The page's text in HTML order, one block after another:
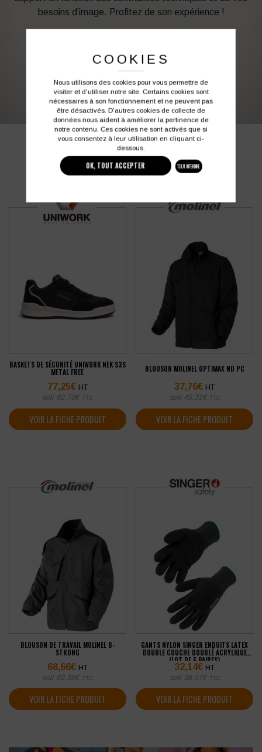
besoins d’image. Profitez de son expérience !
03 27 28 87 86 contact@colbleu.fr
PRODUITS SIMILAIRES
BASKETS DE SÉCURITÉ UNIWORK NEK S3S
METAL FREE
77,25€ HT
soit 92,70€ TTC
VOIR LA FICHE PRODUIT
BLOUSON MOLINEL OPTIMAX ND PC
37,76€ HT
soit 45,31 € TTC
VOIR LA FICHE PRODUIT
BLOUSON DE TRAVAIL MOLINEL B-
STRONG
68,66€ HT
soit 82,39€ TTC
VOIR LA FICHE PRODUIT
GANTS NYLON SINGER ENDUITS LATEX
DOUBLE COUCHE DOUBLÉ ACRYLIQUE
(LOT DE 5 PAIRES)
32,14€ HT
soit 38,57€ TTC
VOIR LA FICHE PRODUIT
COOKIES
Nous utilisons des cookies pour vous permettre de
visiter et d'utiliser notre site. Certains cookies sont
nécessaires à son fonctionnement et ne peuvent pas
être désactivés. D'autres cookies de collecte de
données nous aident à améliorer la pertinence de
notre contenu. Ces cookies ne sont activés que si
vous consentez à leur utilisation en cliquant ci-
dessous.
OK, TOUT ACCEPTER TOUT INTERDIRE